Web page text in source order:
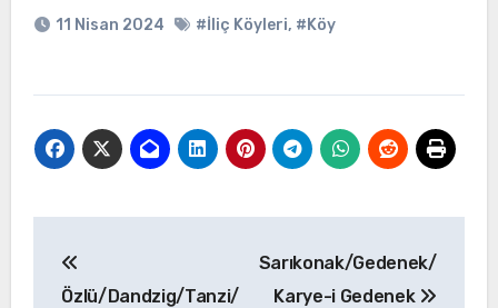
11 Nisan 2024 #İliç Köyleri, #Köy
gezinmesi
Özlü/Dandzig/Tanzi/
Sarıkonak/Gedenek/
Karye-i Gedenek